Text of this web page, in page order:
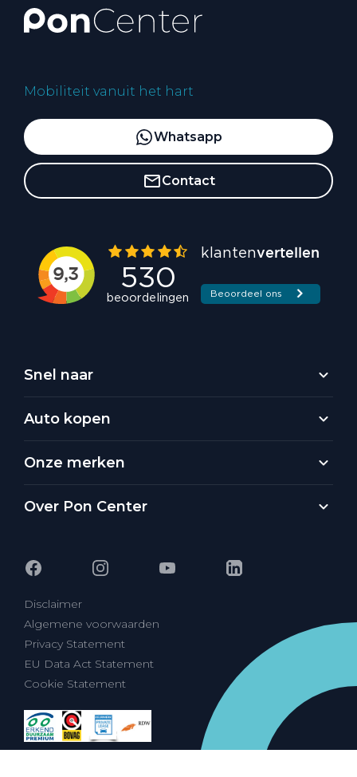
Mobiliteit vanuit het hart
Whatsapp
Contact
Snel naar
Auto kopen
Onze merken
Over Pon Center
Disclaimer
Algemene voorwaarden
Privacy Statement
EU Data Act Statement
Cookie Statement